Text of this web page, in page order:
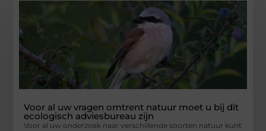
Voor al uw vragen omtrent natuur moet u bij dit
ecologisch adviesbureau zijn
Voor al uw onderzoek naar verschillende soorten natuur kunt